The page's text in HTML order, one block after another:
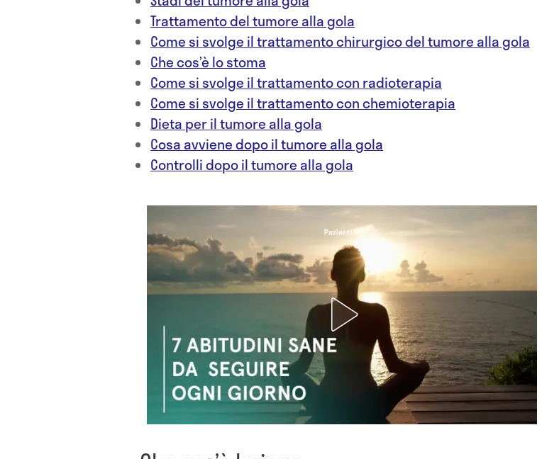
Trattamento del tumore alla gola
Come si svolge il trattamento chirurgico del tumore alla gola
Che cos’è lo stoma
Come si svolge il trattamento con radioterapia
Come si svolge il trattamento con chemioterapia
Dieta per il tumore alla gola
Cosa avviene dopo il tumore alla gola
Controlli dopo il tumore alla gola